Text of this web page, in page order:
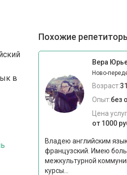
в
Похожие
Вера
Ново-
Возраст:
Опыт:без
Цена
от 1000
Владею английским
французский. Имею
межкультурной
курсы...